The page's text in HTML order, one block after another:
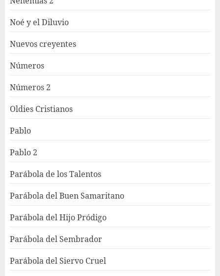
Noé y el Diluvio
Nuevos creyentes
Números
Números 2
Oldies Cristianos
Pablo
Pablo 2
Parábola de los Talentos
Parábola del Buen Samaritano
Parábola del Hijo Pródigo
Parábola del Sembrador
Parábola del Siervo Cruel